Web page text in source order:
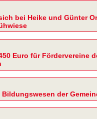
bei Heike und Günter
Euro für Fördervereine
Bildungswesen der